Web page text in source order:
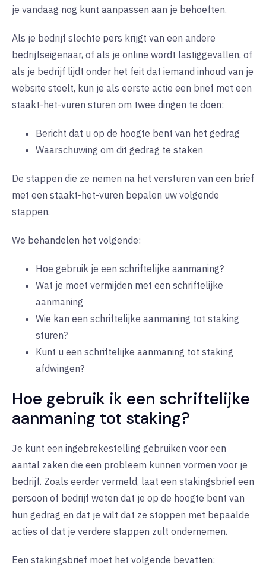
je vandaag nog kunt aanpassen aan je behoeften.
Als je bedrijf slechte pers krijgt van een andere
bedrijfseigenaar, of als je online wordt lastiggevallen, of
als je bedrijf lijdt onder het feit dat iemand inhoud van je
website steelt, kun je als eerste actie een brief met een
staakt-het-vuren sturen om twee dingen te doen:
Bericht dat u op de hoogte bent van het gedrag
Waarschuwing om dit gedrag te staken
De stappen die ze nemen na het versturen van een brief
met een staakt-het-vuren bepalen uw volgende
stappen.
We behandelen het volgende:
Hoe gebruik je een schriftelijke aanmaning?
Wat je moet vermijden met een schriftelijke
aanmaning
Wie kan een schriftelijke aanmaning tot staking
sturen?
Kunt u een schriftelijke aanmaning tot staking
afdwingen?
Hoe gebruik ik een schriftelijke
aanmaning tot staking?
Je kunt een ingebrekestelling gebruiken voor een
aantal zaken die een probleem kunnen vormen voor je
bedrijf. Zoals eerder vermeld, laat een stakingsbrief een
persoon of bedrijf weten dat je op de hoogte bent van
hun gedrag en dat je wilt dat ze stoppen met bepaalde
acties of dat je verdere stappen zult ondernemen.
Een stakingsbrief moet het volgende bevatten: